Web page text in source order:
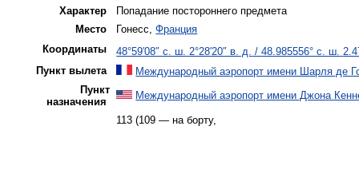
Характер
Попадание постороннего предмета
Место
Гонесс,Франция
Координаты
48°59′08″ с. ш. 2°28′20″ в. д. /48.985556° с. ш.
Пункт вылета
Международный аэропорт имени Шарля де
Пункт
назначения
Международный аэропорт имени Джона
113 (109 — на борту,